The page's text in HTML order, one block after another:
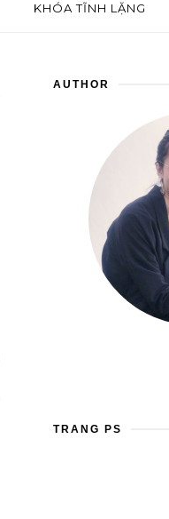
KHÓA TĨNH LẶNG
AUTHOR
TRANG PS